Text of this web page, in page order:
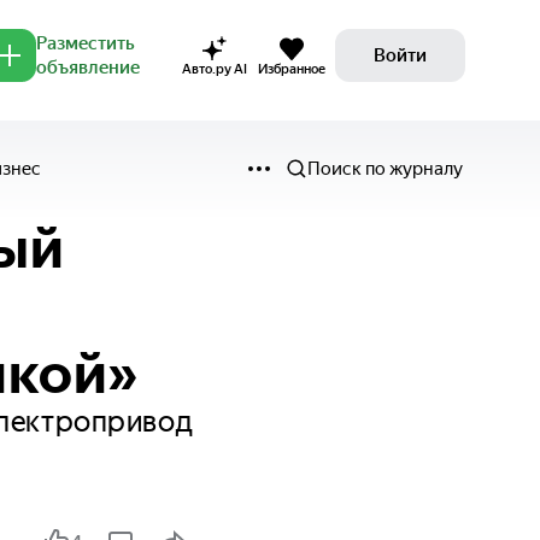
Разместить
объявление
Авто.ру AI Избранное
Войти
Поиск по журналу